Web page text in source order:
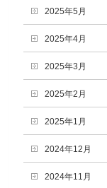
2025年5月
2025年4月
2025年3月
2025年2月
2025年1月
2024年12月
2024年11月